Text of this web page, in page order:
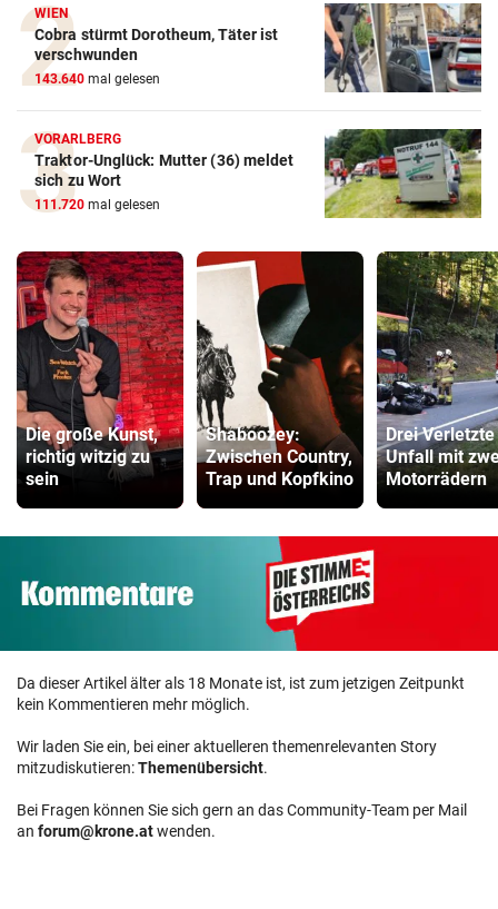
WIEN
Cobra stürmt Dorotheum, Täter ist
verschwunden
143.640 mal gelesen
VORARLBERG
Traktor-Unglück: Mutter (36) meldet
sich zu Wort
111.720 mal gelesen
Die große Kunst,
richtig witzig zu
sein
Shaboozey:
Zwischen Country,
Trap und Kopfkino
Drei
Unfall mit
Motorrädern
Da dieser Artikel älter als 18 Monate ist, ist zum jetzigen Zeitpunkt
kein Kommentieren mehr möglich.
Wir laden Sie ein, bei einer aktuelleren themenrelevanten Story
mitzudiskutieren:Themenübersicht.
Bei Fragen können Sie sich gern an das Community-Team per Mail
an forum@krone.atwenden.